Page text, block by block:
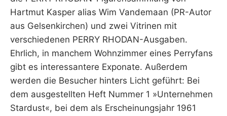
Hartmut Kasper alias Wim Vandemaan (PR-Autor
aus Gelsenkirchen) und zwei Vitrinen mit
verschiedenen PERRY RHODAN-Ausgaben.
Ehrlich, in manchem Wohnzimmer eines Perryfans
gibt es interessantere Exponate. Außerdem
werden die Besucher hinters Licht geführt: Bei
dem ausgestellten Heft Nummer 1 »Unternehmen
Stardust«, bei dem als Erscheinungsjahr 1961